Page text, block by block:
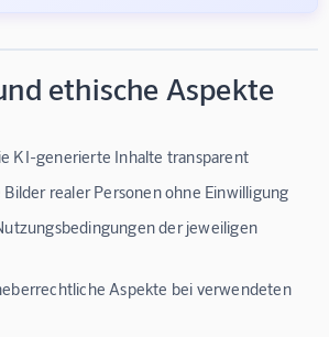
ethische Aspekte
KI-generierte Inhalte transparent
Bilder realer Personen ohne Einwilligung
der jeweiligen
Aspekte bei verwendeten